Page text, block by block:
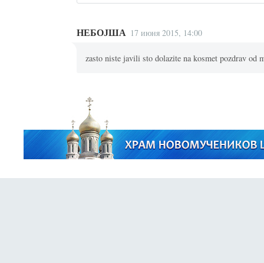
НЕБОЈША 17 июня 2015, 14:00
zasto niste javili sto dolazite na kosmet pozdrav od